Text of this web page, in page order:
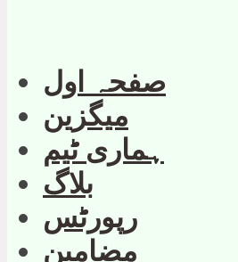
صفحہ اول
میگزین
ہماری ٹیم
بلاگ
رپورٹس
مضامین